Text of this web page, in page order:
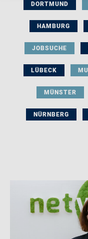
DORTMUND
HAMBURG
JOBSUCHE
LÜBECK
MÜNSTER
NÜRNBERG